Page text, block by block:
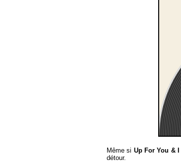
Même si Up For You & I
détour.